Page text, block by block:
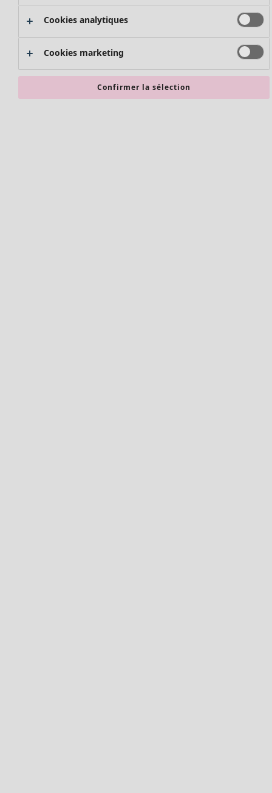
Cookies analytiques
Cookies marketing
Confirmer la sélection